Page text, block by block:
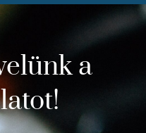
a